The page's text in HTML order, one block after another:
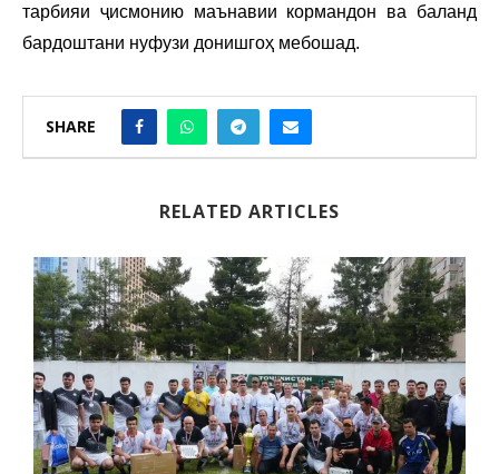
тарбияи ҷисмонию маънавии кормандон ва баланд
бардоштани нуфузи донишгоҳ мебошад.
SHARE
RELATED ARTICLES